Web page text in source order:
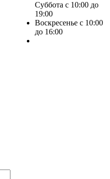
Суббота с 10:00 до
19:00
Воскресенье с 10:00
до 16:00